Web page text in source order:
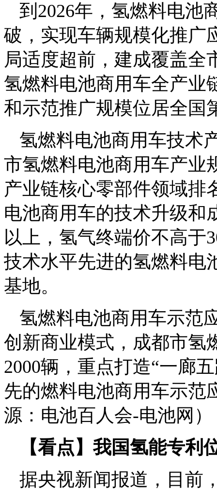
到2026年，氢燃料电池
破，实现车辆规模化推广
局适度超前，建成覆盖全
氢燃料电池商用车全产业
和示范推广规模位居全国
氢燃料电池商用车技术
市氢燃料电池商用车产业
产业链核心零部件领域排
电池商用车的技术升级和
以上，氢气终端价不高于
技术水平先进的氢燃料电
基地。
氢燃料电池商用车示范
创新商业模式，成都市氢
2000辆，重点打造“一廊
先的燃料电池商用车示范
源：电池百人会-电池网）
【看点】我国氢能专利
据央视新闻报道，目前